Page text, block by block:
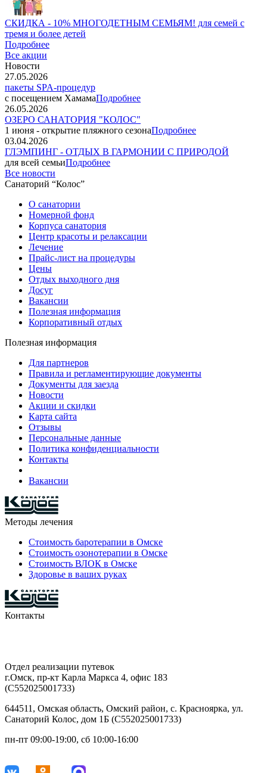
СКИДКА - 10% МНОГОДЕТНЫМ СЕМЬЯМ! для семей с
тремя и более детей
Подробнее
Все акции
Новости
27.05.2026
пакеты SPA-процедур
с посещением ХамамаПодробнее
26.05.2026
ОЗЕРО САНАТОРИЯ "КОЛОС"
1 июня - открытие пляжного сезонаПодробнее
03.04.2026
ГЛЭМПИНГ - ОТДЫХ В ГАРМОНИИ С ПРИРОДОЙ
для всей семьиПодробнее
Все новости
Санаторий “Колос”
О санатории
Номерной фонд
Корпуса санатория
Центр красоты и релаксации
Лечение
Прайс-лист на процедуры
Цены
Отдых выходного дня
Досуг
Вакансии
Полезная информация
Корпоративный отдых
Полезная информация
Для партнеров
Правила и регламентирующие документы
Документы для заезда
Новости
Акции и скидки
Карта сайта
Отзывы
Персональные данные
Политика конфиденциальности
Контакты
Вакансии
Методы лечения
Стоимость баротерапии в Омске
Стоимость озонотерапии в Омске
Стоимость ВЛОК в Омске
Здоровье в ваших руках
Контакты
Отдел реализации путевок
г.Омск, пр-кт Карла Маркса 4, офис 183
(С552025001733)
644511, Омская область, Омский район, с. Красноярка, ул.
Санаторий Колос, дом 1Б (С552025001733)
пн-пт 09:00-19:00, сб 10:00-16:00